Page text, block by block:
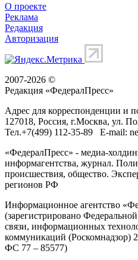
О проекте
Реклама
Редакция
Авторизация
2007-2026 ©
Редакция «ФедералПресс»
Адрес для корреспонденции и
127018, Россия, г.Москва, ул.
Тел.+7(499) 112-35-89 E-mail:
«ФедералПресс» - медиа-
информагентства, журнал.
происшествия, общество.
регионов РФ
Информационное агентство
(зарегистрировано
связи, информационных
коммуникаций (Роскомнадзор)
ФС 77 – 85577)